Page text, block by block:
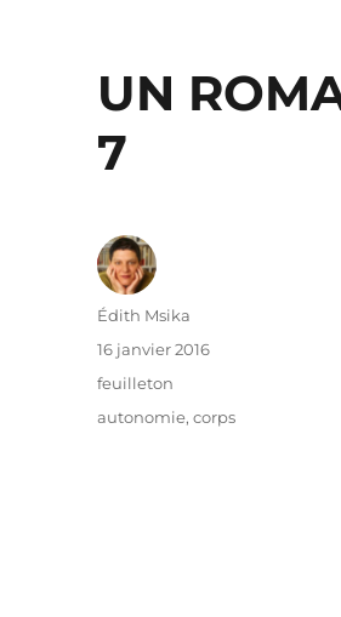
UN
7
Auteur
Édith Msika
Publié
le
16 janvier 2016
Catégories
feuilleton
Étiquettes
autonomie,corps